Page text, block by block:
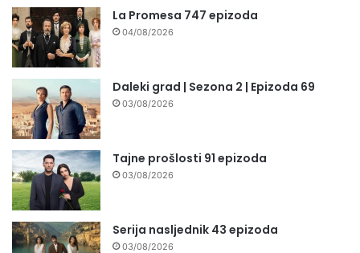
La Promesa 747 epizoda
04/08/2026
Daleki grad | Sezona 2 | Epizoda 69
03/08/2026
Tajne prošlosti 91 epizoda
03/08/2026
Serija nasljednik 43 epizoda
03/08/2026